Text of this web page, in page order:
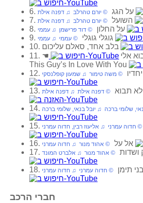
6. על הגג ‏ © יורם טהרלב‏ ♫ דפנה אילת
7. השועל ‏ © יורם טהרלב‏ ♫ דפנה אילת
8. על החלון ‏ © דוד פרישמן‏ ♫ עממי
9. גוגלי גוגלי ‏ © עממי‏ ♫ עממי
10. בלב אחד, סאלם עליכום
בוא אלי
☚
This Guy’s In Love With You
יחדיו ‏ © משה טימור‏ ♫ שמעון קופלנסקי
לא תבוא ‏ © דפנה אילת‏ ♫ דפנה אילת
שלומי ברכה‏ ♫ יובל בנאי, שלומי ברכה
‏ © חדוה עמרני‏ ♫ אליעוז רבין, חדוה עמרני
16. אל על ‏ © אהוד מנור‏ ♫ חדוה עמרני
ושדות ‏ © אהוד מנור‏ ♫ אלברט המונד
בני תימן ‏ © חדוה עמרני‏ ♫ חדוה עמרני
חברי הרכב